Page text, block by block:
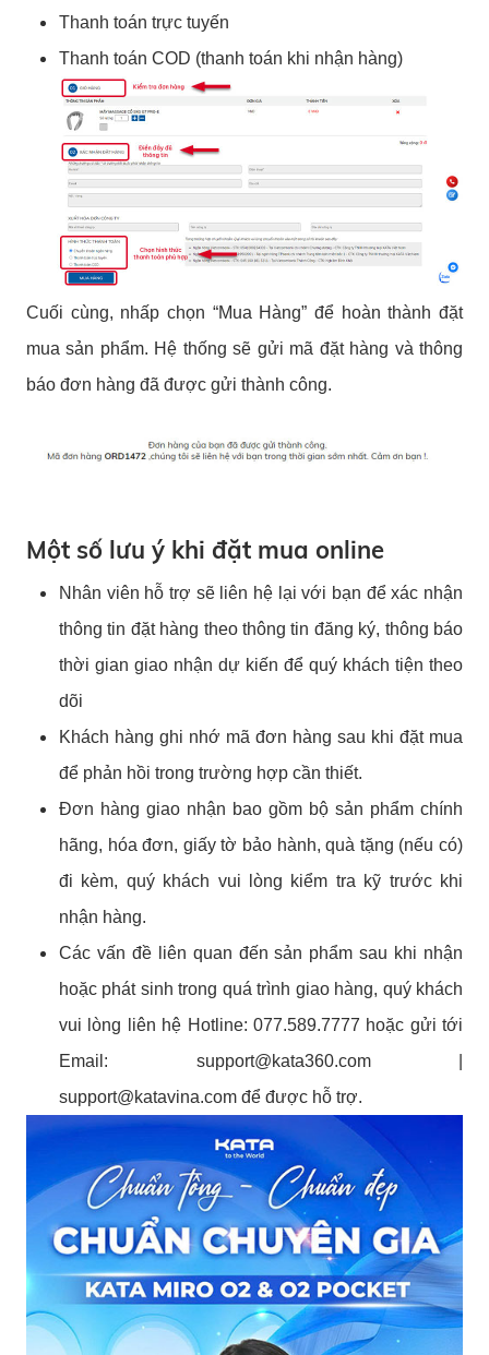
Thanh toán trực tuyến
Thanh toán COD (thanh toán khi nhận hàng)
Cuối cùng, nhấp chọn “Mua Hàng” để hoàn thành đặt
mua sản phẩm. Hệ thống sẽ gửi mã đặt hàng và thông
báo đơn hàng đã được gửi thành công.
Một số lưu ý khi đặt mua online
Nhân viên hỗ trợ sẽ liên hệ lại với bạn để xác nhận
thông tin đặt hàng theo thông tin đăng ký, thông báo
thời gian giao nhận dự kiến để quý khách tiện theo
dõi
Khách hàng ghi nhớ mã đơn hàng sau khi đặt mua
để phản hồi trong trường hợp cần thiết.
Đơn hàng giao nhận bao gồm bộ sản phẩm chính
hãng, hóa đơn, giấy tờ bảo hành, quà tặng (nếu có)
đi kèm, quý khách vui lòng kiểm tra kỹ trước khi
nhận hàng.
Các vấn đề liên quan đến sản phẩm sau khi nhận
hoặc phát sinh trong quá trình giao hàng, quý khách
vui lòng liên hệ Hotline: 077.589.7777 hoặc gửi tới
Email: support@kata360.com|
support@katavina.com để được hỗ trợ.